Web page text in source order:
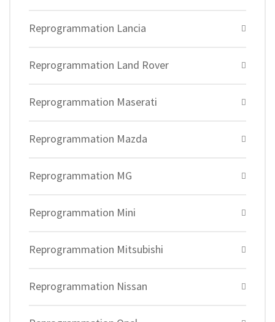
Reprogrammation Lancia
Reprogrammation Land Rover
Reprogrammation Maserati
Reprogrammation Mazda
Reprogrammation MG
Reprogrammation Mini
Reprogrammation Mitsubishi
Reprogrammation Nissan